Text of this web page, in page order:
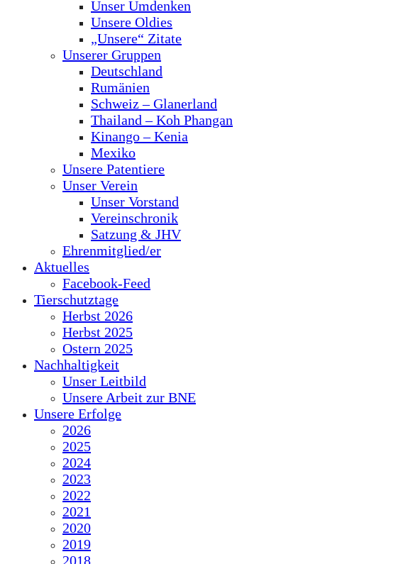
Unser Umdenken
Unsere Oldies
„Unsere“ Zitate
Unserer Gruppen
Deutschland
Rumänien
Schweiz – Glanerland
Thailand – Koh Phangan
Kinango – Kenia
Mexiko
Unsere Patentiere
Unser Verein
Unser Vorstand
Vereinschronik
Satzung & JHV
Ehrenmitglied/er
Aktuelles
Facebook-Feed
Tierschutztage
Herbst 2026
Herbst 2025
Ostern 2025
Nachhaltigkeit
Unser Leitbild
Unsere Arbeit zur BNE
Unsere Erfolge
2026
2025
2024
2023
2022
2021
2020
2019
2018